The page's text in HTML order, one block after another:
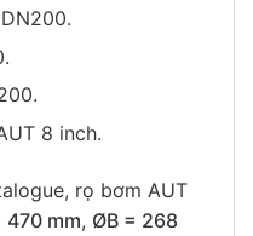
8 inch.
rọ bơm AUT
470 mm, ØB = 268